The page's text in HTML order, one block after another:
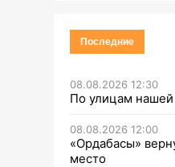
Последние
08.08.2026 12:30
По улицам нашей
08.08.2026 12:00
«Ордабасы»
место